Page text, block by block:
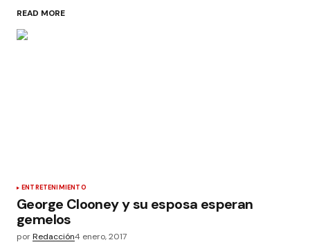
READ MORE
ENTRETENIMIENTO
George Clooney y su esposa esperan
gemelos
porRedacción4 enero, 2017